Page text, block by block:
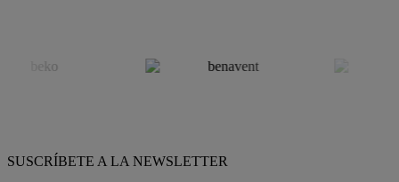
SUSCRÍBETE A LA NEWSLETTER